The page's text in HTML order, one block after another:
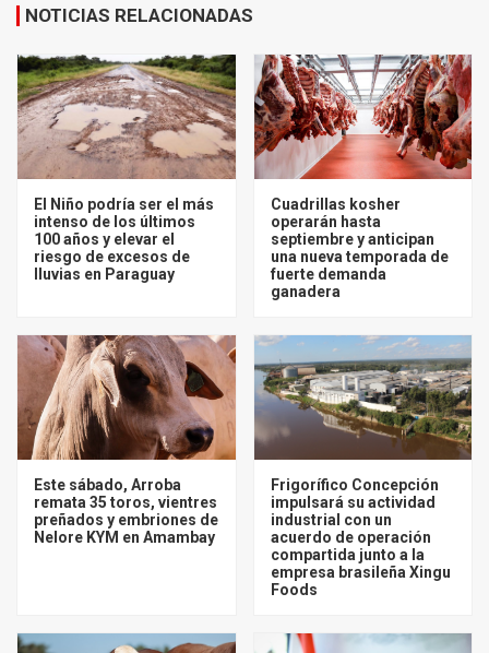
NOTICIAS RELACIONADAS
El Niño podría ser el más
intenso de los últimos
100 años y elevar el
riesgo de excesos de
lluvias en Paraguay
Cuadrillas kosher
operarán hasta
septiembre y anticipan
una nueva temporada de
fuerte demanda
ganadera
Este sábado, Arroba
remata 35 toros, vientres
preñados y embriones de
Nelore KYM en Amambay
Frigorífico Concepción
impulsará su actividad
industrial con un
acuerdo de operación
compartida junto a la
empresa brasileña Xingu
Foods